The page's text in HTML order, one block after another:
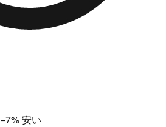
−7%安い